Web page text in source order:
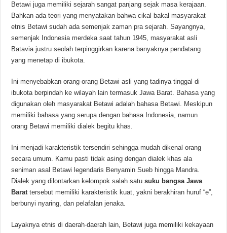
Betawi juga memiliki sejarah sangat panjang sejak masa kerajaan.
Bahkan ada teori yang menyatakan bahwa cikal bakal masyarakat
etnis Betawi sudah ada semenjak zaman pra sejarah. Sayangnya,
semenjak Indonesia merdeka saat tahun 1945, masyarakat asli
Batavia justru seolah terpinggirkan karena banyaknya pendatang
yang menetap di ibukota.
Ini menyebabkan orang-orang Betawi asli yang tadinya tinggal di
ibukota berpindah ke wilayah lain termasuk Jawa Barat. Bahasa yang
digunakan oleh masyarakat Betawi adalah bahasa Betawi. Meskipun
memiliki bahasa yang serupa dengan bahasa Indonesia, namun
orang Betawi memiliki dialek begitu khas.
Ini menjadi karakteristik tersendiri sehingga mudah dikenal orang
secara umum. Kamu pasti tidak asing dengan dialek khas ala
seniman asal Betawi legendaris Benyamin Sueb hingga Mandra.
Dialek yang dilontarkan kelompok salah satusuku bangsa Jawa
Barattersebut memiliki karakteristik kuat, yakni berakhiran huruf “e”,
berbunyi nyaring, dan pelafalan jenaka.
Layaknya etnis di daerah-daerah lain, Betawi juga memiliki kekayaan